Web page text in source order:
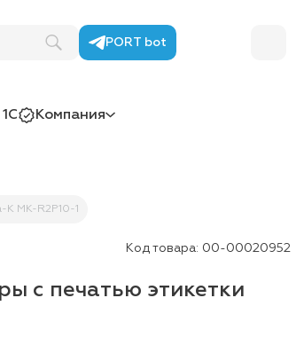
PORT bot
Компания
MK-R2P10-1
Код товара: 00-00020952
с печатью этикетки